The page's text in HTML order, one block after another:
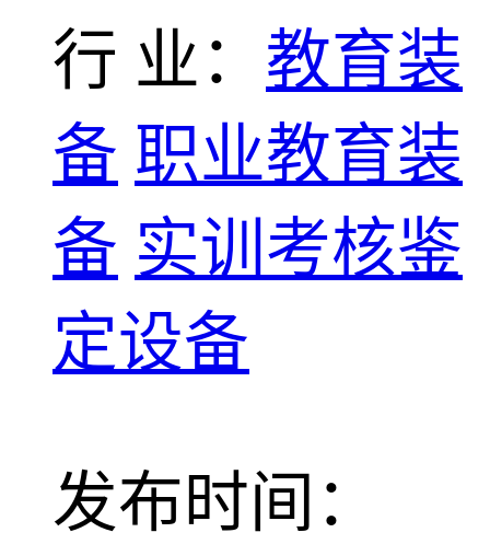
行 业： 教育装
备 职业教育装
备 实训考核鉴
定设备
发布时间：